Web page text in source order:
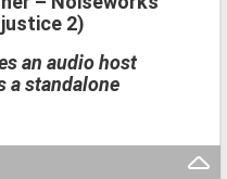
2)
an audio host
a standalone